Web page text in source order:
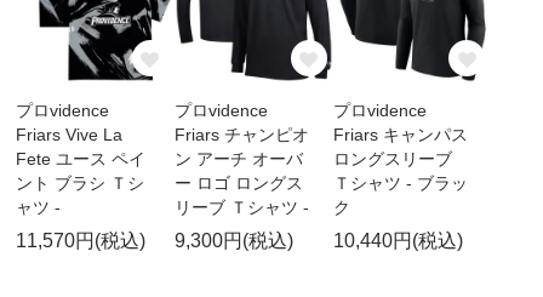
プロvidence
Friars Vive La
Fete ユース ペイ
ント ブラシ Ｔシ
ャツ -
11,570円(税込)
プロvidence
Friars チャンピオ
ン アーチ オーバ
ー ロゴ ロングス
リーブ Ｔシャツ -
9,300円(税込)
プロvidence
Friars キャンパス
ロングスリーブ
Ｔシャツ - ブラッ
ク
10,440円(税込)